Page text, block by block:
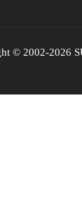
© 2002-2026